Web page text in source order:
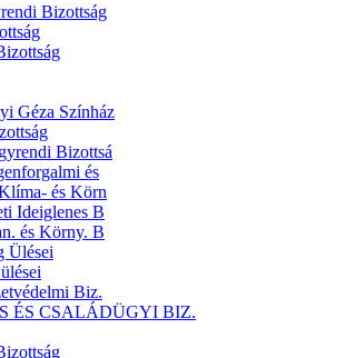
Bizottság
Géza Színház
Bizottsá
és
és Körn
Ideiglenes B
és Körny. B
Ülései
Biz.
ÉS CSALÁDÜGYI BIZ.